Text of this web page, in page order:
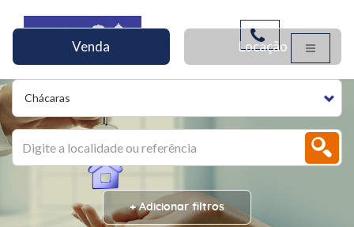
Chácaras
Venda Locação
+ Adicionar filtros